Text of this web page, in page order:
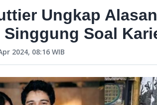
Ungkap
Singgung Soal
2024, 08:16 WIB